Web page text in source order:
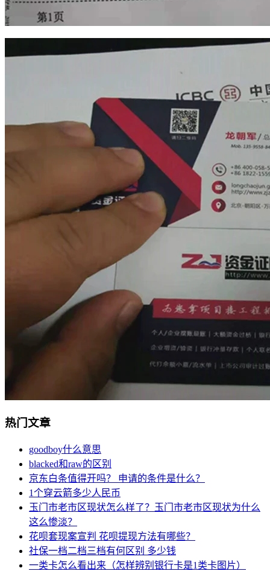
热门文章
goodboy什么意思
blacked和raw的区别
京东白条值得开吗？ 申请的条件是什么？
1个穿云箭多少人民币
玉门市老市区现状怎么样了？玉门市老市区现状为什么
这么惨淡？
花呗套现案宣判 花呗提现方法有哪些？
社保一档二档三档有何区别 多少钱
一类卡怎么看出来（怎样辨别银行卡是1类卡图片）